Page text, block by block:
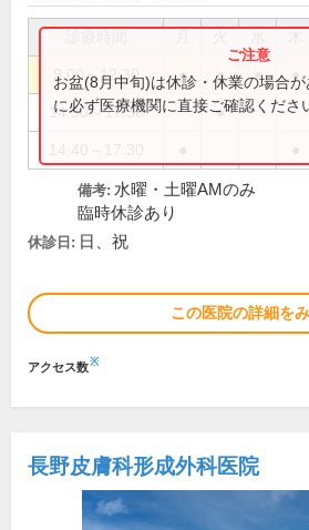
9:00～12:30 ● ● ● ●
14:30～17:30 ●
お盆(8月中旬)は休診・休業の場合
に必ず医療機関に直接ご確認くださ
備考: 水曜・土曜AMのみ
臨時休診あり
休診日: 日、祝
この医院の詳細を
アクセス数※
長野皮膚科形成外科医院